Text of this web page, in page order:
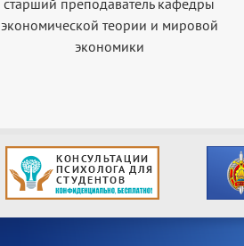
старший преподаватель кафедры
экономической теории и мировой
экономики